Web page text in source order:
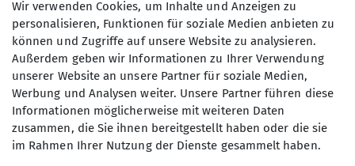
die Anstrengung gewesen. Nur leider war das
Wetter zu schlecht für eine gute Sicht in die
Regionen des Bayerischen Waldes und
Böhmerwaldes. Deshalb gingen die Wanderer
zügig weiter über die Osserwiesen zum Großen
Osser (1.293 m), dessen markanter Felsgrat im
Winter mit den Schneeschuhen ziemlich schmal
erscheint. Aus diesem Grund und auch wegen der
Wir verwenden Cookies, um Inhalte und Anzeigen zu
personalisieren, Funktionen für soziale Medien anbieten zu
können und Zugriffe auf unsere Website zu analysieren.
Außerdem geben wir Informationen zu Ihrer Verwendung
unserer Website an unsere Partner für soziale Medien,
Werbung und Analysen weiter. Unsere Partner führen diese
Informationen möglicherweise mit weiteren Daten
zusammen, die Sie ihnen bereitgestellt haben oder die sie
im Rahmen Ihrer Nutzung der Dienste gesammelt haben.